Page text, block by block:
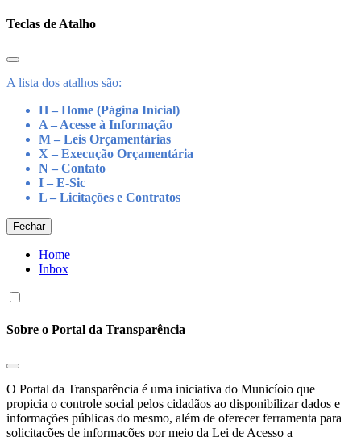
Teclas de Atalho
A lista dos atalhos são:
H – Home (Página Inicial)
A – Acesse à Informação
M – Leis Orçamentárias
X – Execução Orçamentária
N – Contato
I – E-Sic
L – Licitações e Contratos
Fechar
Home
Inbox
Sobre o Portal da Transparência
O Portal da Transparência é uma iniciativa do Municíoio que
propicia o controle social pelos cidadãos ao disponibilizar dados e
informações públicas do mesmo, além de oferecer ferramenta para
solicitações de informações por meio da Lei de Acesso a